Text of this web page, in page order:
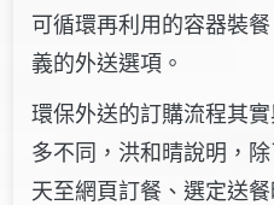
可循環再利用的容器裝
義的外送選項。
環保外送的訂購流程其
多不同，洪和晴說明，
天至網頁訂餐、選定送